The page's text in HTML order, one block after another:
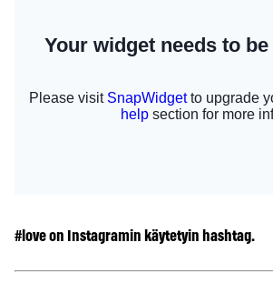
#love on Instagramin käytetyin hashtag.